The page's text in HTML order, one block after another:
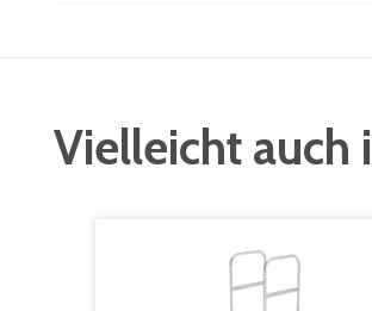
Vielleicht auch